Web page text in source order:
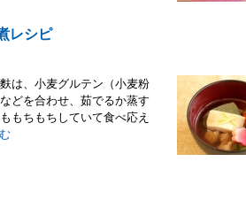
レシピ
は、小麦グルテン（小麦粉
どを合わせ、茹でるか蒸す
もちもちしていて食べ応え